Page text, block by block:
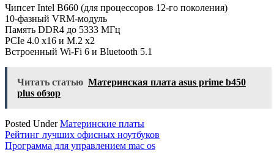
Чипсет Intel B660 (для процессоров 12-го поколения)
10-фазный VRM-модуль
Память DDR4 до 5333 МГц
PCIe 4.0 x16 и M.2 x2
Встроенный Wi-Fi 6 и Bluetooth 5.1
Читать статью Материнская плата asus prime b450
plus обзор
Posted UnderМатеринские платы
Навигация
Рейтинг лучших офисных ноутбуков
Программа для управлением mac os